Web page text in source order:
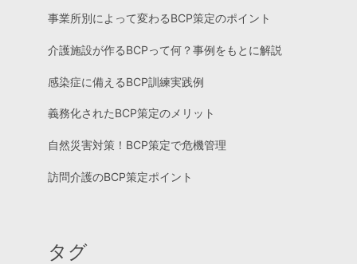
事業所別によって変わるBCP策定のポイント
介護施設が作るBCPって何？事例をもとに解説
感染症に備えるBCP訓練実践例
義務化されたBCP策定のメリット
自然災害対策！BCP策定で危機管理
訪問介護のBCP策定ポイント
タグ